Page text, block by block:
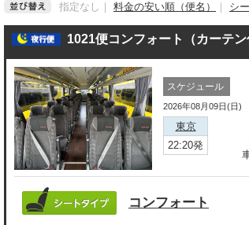
指定なし
料金の安い順（便名） シ
1021便コンフォート（カーテン
スケジュール
2026年08月09日(日)
東京
22:20発
コンフォート